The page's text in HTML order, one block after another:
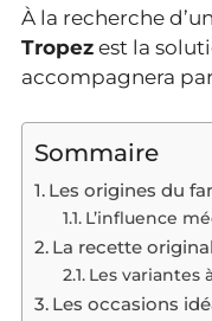
À la recherche
Tropez est la
accompagnera
Sommaire
Les origines du
L’influence
La recette
Les variantes
Les occasions